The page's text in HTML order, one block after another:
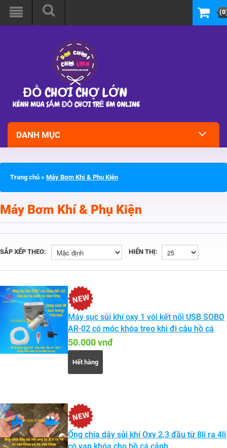
DANH MỤC
Trang chủ » Máy Bơm Khí & Phụ Kiện
Máy Bơm Khí & Phụ Kiện
SẮP XẾP THEO: HIỂN THỊ:
Máy sục sủi khí oxy 1 vòi kết nối USB SOBO
AR-02 có móc khóa treo khi đi câu hồ cá
50.000 vnđ
Hết hàng
Ống chia dây sủi khí Oxy 2,3 đầu từ 8li ra 4li